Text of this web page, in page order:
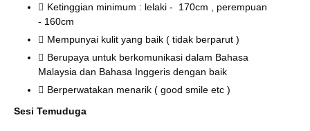
Ketinggian minimum : lelaki - 170cm , perempuan
- 160cm
Mempunyai kulit yang baik ( tidak berparut )
Berupaya untuk berkomunikasi dalam Bahasa
Malaysia dan Bahasa Inggeris dengan baik
Berperwatakan menarik ( good smile etc )
Sesi Temuduga